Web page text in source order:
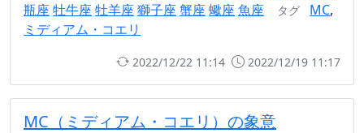
瓶座 牡牛座 牡羊座 獅子座 蟹座 蠍座 魚座 タグ MC,
ミディアム・コエリ
2022/12/22 11:14 2022/12/19 11:17
MC（ミディアム・コエリ）の象意